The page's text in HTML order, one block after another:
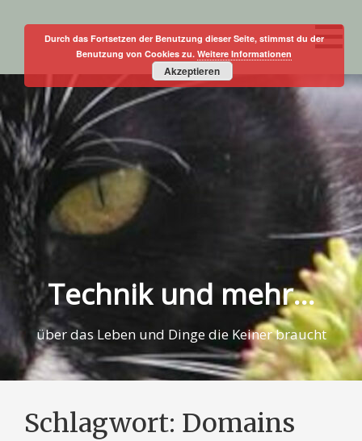
Technik und mehr…
über das Leben und Dinge die Keiner braucht
Schlagwort: Domains
Durch das Fortsetzen der Benutzung dieser Seite, stimmst du der
Benutzung von Cookies zu.Weitere Informationen
Akzeptieren